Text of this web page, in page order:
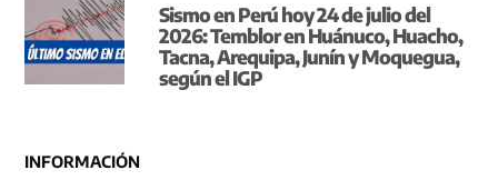
Sismo en Perú hoy 24 de julio del
2026: Temblor en Huánuco, Huacho,
Tacna, Arequipa, Junín y Moquegua,
según el IGP
INFORMACIÓN